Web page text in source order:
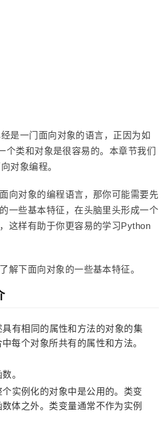
是一门面向对象的语言，正因为如
个类和对象是很容易的。本章节我们
对象编程。
向对象的编程语言，那你可能需要先
一些基本特征，在头脑里头形成一个
这样有助于你更容易的学习Python
解下面向对象的一些基本特征。
具有相同的属性和方法的对象的集
每个对象所共有的属性和方法。
。
个实例化的对象中是公用的。类变
体之外。类变量通常不作为实例